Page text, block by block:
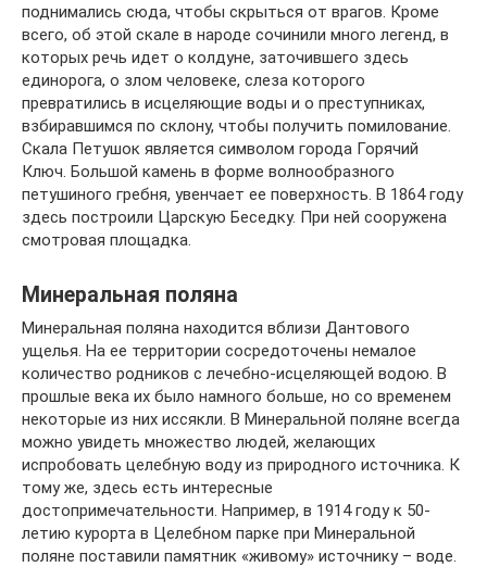
поднимались сюда, чтобы скрыться от врагов. Кроме
всего, об этой скале в народе сочинили много легенд, в
которых речь идет о колдуне, заточившего здесь
единорога, о злом человеке, слеза которого
превратились в исцеляющие воды и о преступниках,
взбиравшимся по склону, чтобы получить помилование.
Скала Петушок является символом города Горячий
Ключ. Большой камень в форме волнообразного
петушиного гребня, увенчает ее поверхность. В 1864 году
здесь построили Царскую Беседку. При ней сооружена
смотровая площадка.
Минеральная поляна
Минеральная поляна находится вблизи Дантового
ущелья. На ее территории сосредоточены немалое
количество родников с лечебно-исцеляющей водою. В
прошлые века их было намного больше, но со временем
некоторые из них иссякли. В Минеральной поляне всегда
можно увидеть множество людей, желающих
испробовать целебную воду из природного источника. К
тому же, здесь есть интересные
достопримечательности. Например, в 1914 году к 50-
летию курорта в Целебном парке при Минеральной
поляне поставили памятник «живому» источнику – воде.